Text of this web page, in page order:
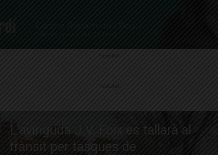
Publicitat
Publicitat
L’avinguda J.V. Foix es tallarà al
trànsit per tasques de